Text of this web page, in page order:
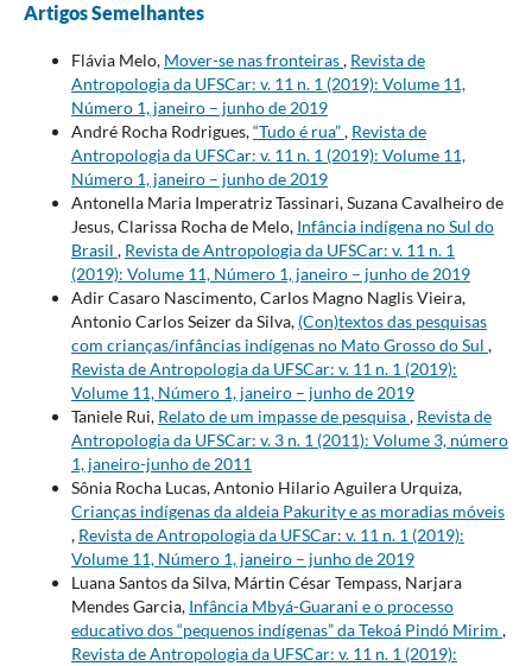
Artigos Semelhantes
Flávia Melo, Mover-se nas fronteiras, Revista de
Antropologia da UFSCar: v. 11 n. 1 (2019): Volume 11,
Número 1, janeiro – junho de 2019
André Rocha Rodrigues,“Tudo é rua”, Revista de
Antropologia da UFSCar: v. 11 n. 1 (2019): Volume 11,
Número 1, janeiro – junho de 2019
Antonella Maria Imperatriz Tassinari, Suzana Cavalheiro de
Jesus, Clarissa Rocha de Melo, Infância indígena no Sul do
Brasil , Revista de Antropologia da UFSCar: v. 11 n. 1
(2019): Volume 11, Número 1, janeiro – junho de 2019
Adir Casaro Nascimento, Carlos Magno Naglis Vieira,
Antonio Carlos Seizer da Silva, (Con)textos das pesquisas
com crianças/infâncias indígenas no Mato Grosso do Sul ,
Revista de Antropologia da UFSCar: v. 11 n. 1 (2019):
Volume 11, Número 1, janeiro – junho de 2019
Taniele Rui, Relato de um impasse de pesquisa, Revista de
Antropologia da UFSCar: v. 3 n. 1 (2011): Volume 3, número
1, janeiro-junho de 2011
Sônia Rocha Lucas, Antonio Hilario Aguilera Urquiza,
Crianças indígenas da aldeia Pakurity e as moradias móveis
, Revista de Antropologia da UFSCar: v. 11 n. 1 (2019):
Volume 11, Número 1, janeiro – junho de 2019
Luana Santos da Silva, Mártin César Tempass, Narjara
Mendes Garcia, Infância Mbyá-Guarani e o processo
educativo dos “pequenos indígenas” da Tekoá Pindó Mirim ,
Revista de Antropologia da UFSCar: v. 11 n. 1 (2019):